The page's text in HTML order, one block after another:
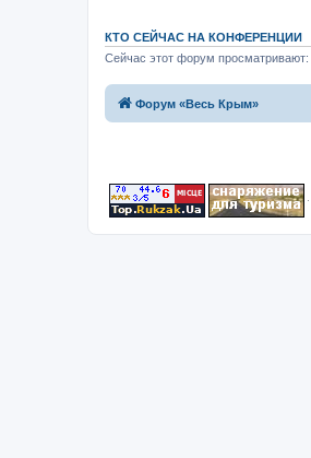
КТО СЕЙЧАС НА КОНФЕРЕНЦИИ
Сейчас этот форум просматривают:
Форум «Весь Крым»